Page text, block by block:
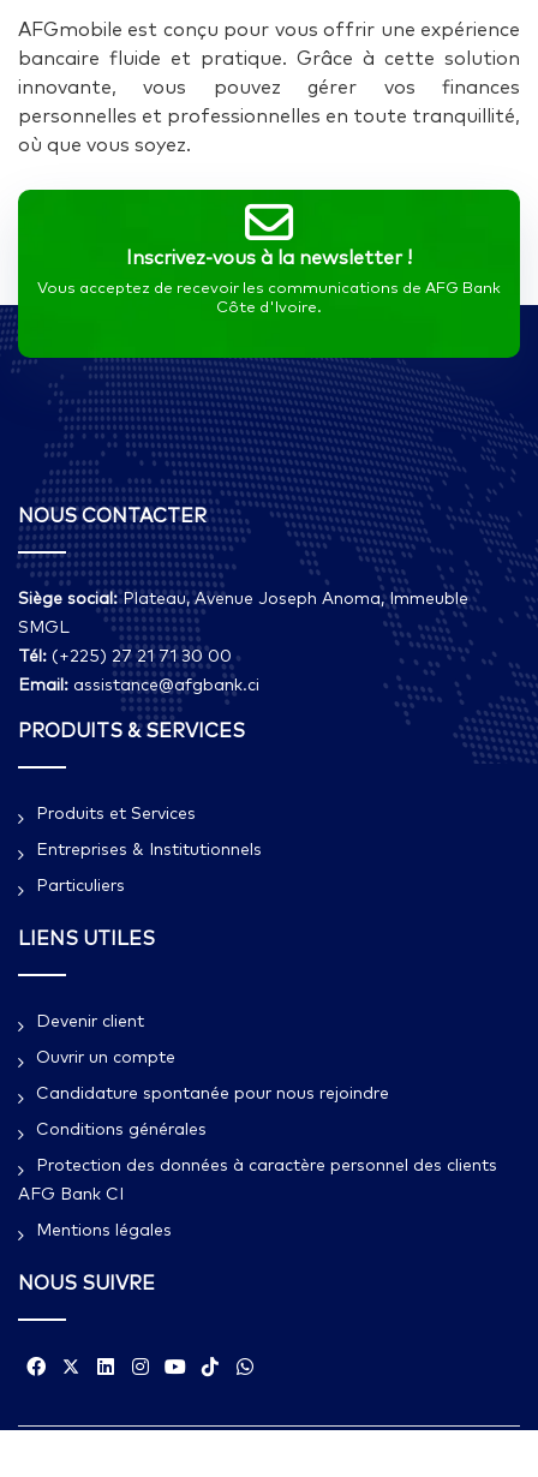
AFGmobile est conçu pour vous offrir une expérience
bancaire fluide et pratique. Grâce à cette solution
innovante, vous pouvez gérer vos finances
personnelles et professionnelles en toute tranquillité,
où que vous soyez.
Inscrivez-vous à la newsletter !
Vous acceptez de recevoir les communications de AFG Bank
Côte d'Ivoire.
NOUS CONTACTER
Siège social:Plateau, Avenue Joseph Anoma, Immeuble
SMGL
Tél: (+225) 27 21 71 30 00
Email: assistance@afgbank.ci
PRODUITS & SERVICES
Produits et Services
Entreprises & Institutionnels
Particuliers
LIENS UTILES
Devenir client
Ouvrir un compte
Candidature spontanée pour nous rejoindre
Conditions générales
Protection des données à caractère personnel des clients
AFG Bank CI
Mentions légales
NOUS SUIVRE